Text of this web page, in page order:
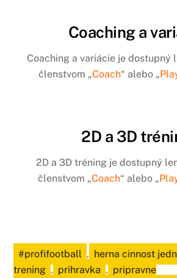
Coaching a
Coaching a variácie je dostupný
členstvom „Coach“ alebo „
2D a 3D
2D a 3D tréning je dostupný
členstvom „Coach“ alebo „
#profifootball , herna cinnost
trening , prihravka , pripravne